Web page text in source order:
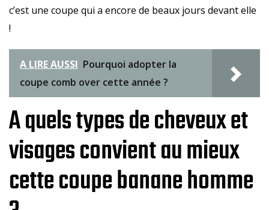
c’est une coupe qui a encore de beaux jours devant elle
!
A LIRE AUSSI Pourquoi adopter la
coupe comb over cette année ?
A quels types de cheveux et
visages convient au mieux
cette coupe banane homme